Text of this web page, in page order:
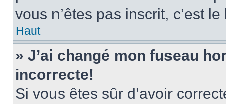
vous n’êtes pas inscrit, c’est
Haut
» J’ai changé mon fuseau
incorrecte!
Si vous êtes sûr d’avoir